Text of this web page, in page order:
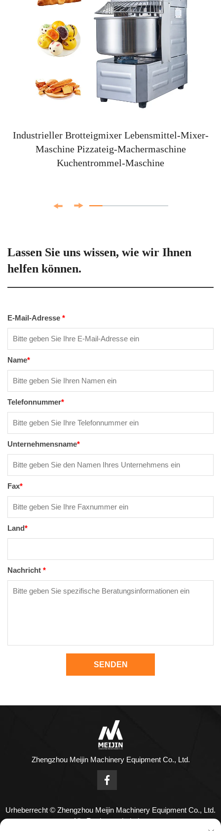
Industrieller Brotteigmixer Lebensmittel-Mixer-
Maschine Pizzateig-Machermaschine
Kuchentrommel-Maschine
Lassen Sie uns wissen, wie wir Ihnen
helfen können.
E-Mail-Adresse *
Name*
Telefonnummer*
Unternehmensname*
Fax*
Land*
Nachricht *
SENDEN
Zhengzhou Meijin Machinery Equipment Co., Ltd.
Urheberrecht © Zhengzhou Meijin Machinery Equipment Co., Ltd.
Alle Rechte vorbehalten